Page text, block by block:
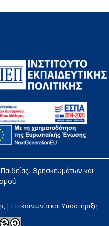
Θρησκευμάτων και
| Επικοινωνία και Υποστήριξη